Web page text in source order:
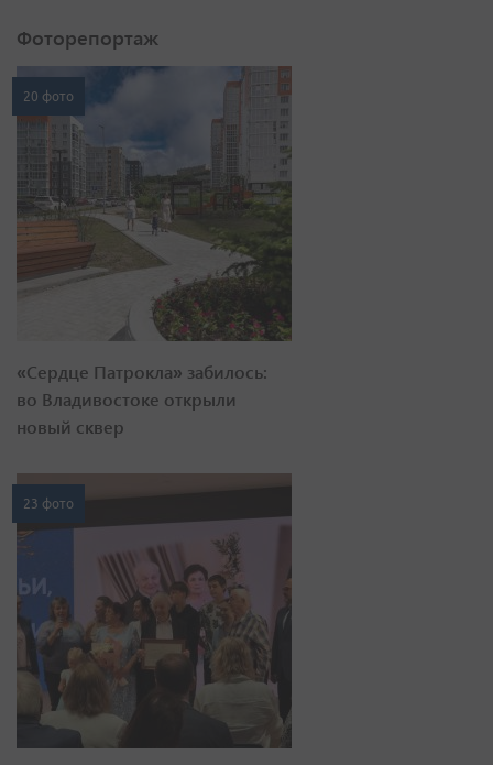
Фоторепортаж
20 фото
«Сердце Патрокла» забилось:
во Владивостоке открыли
новый сквер
23 фото